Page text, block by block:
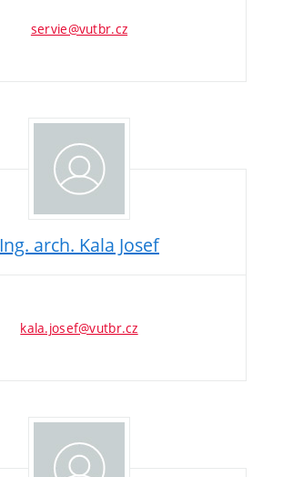
servie@vutbr.cz
Ing. arch. Kala Josef
kala.josef@vutbr.cz